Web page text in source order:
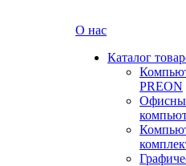
О нас
Каталог
PREON